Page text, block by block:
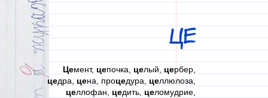
ЦЕ
Цемент, цепочка, целый, цербер,
цедра, цена, процедура, целлюлоза,
целлофан, цедить, целомудрие,